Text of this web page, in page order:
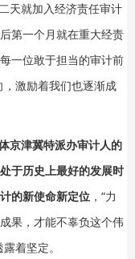
天就加入经济责任审计
第一个月就在重大经责
一位敢于担当的审计前
激励着我们也逐渐成
京津冀特派办审计人的
于历史上最好的发展时
的新使命新定位 ，“力
果，才能不辜负这个伟
着坚定。